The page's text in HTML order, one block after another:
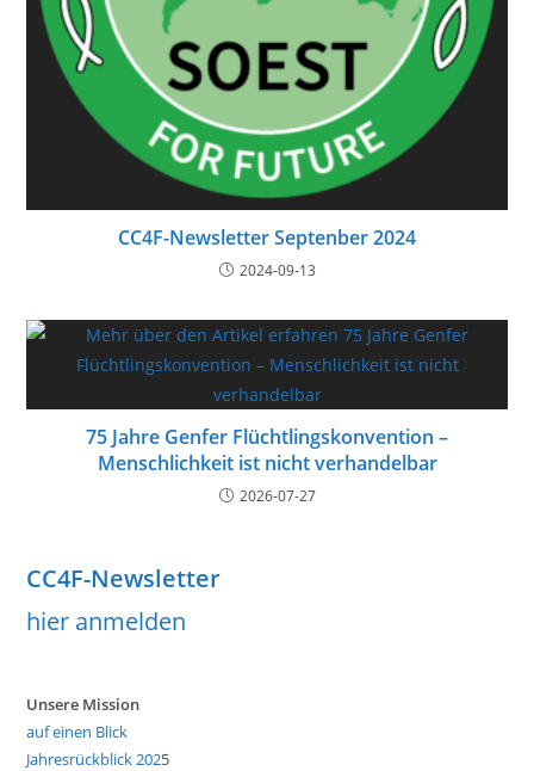
CC4F-Newsletter Septenber 2024
2024-09-13
75 Jahre Genfer Flüchtlingskonvention –
Menschlichkeit ist nicht verhandelbar
2026-07-27
CC4F-Newsletter
hier anmelden
Unsere Mission
auf einen Blick
Jahresrückblick 2025